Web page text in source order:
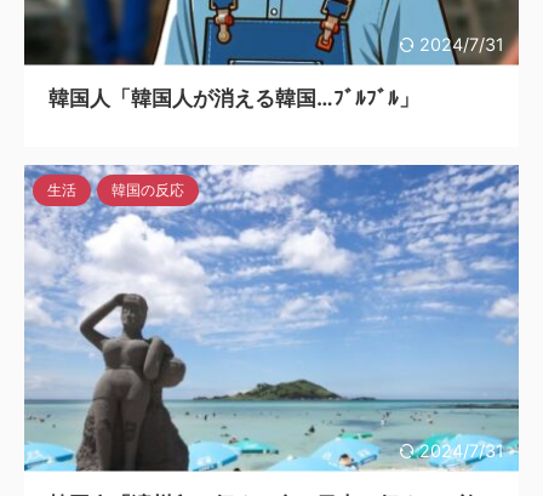
2024/7/31
韓国人「韓国人が消える韓国…ﾌﾞﾙﾌﾞﾙ」
2024/7/31
生活 韓国の反応